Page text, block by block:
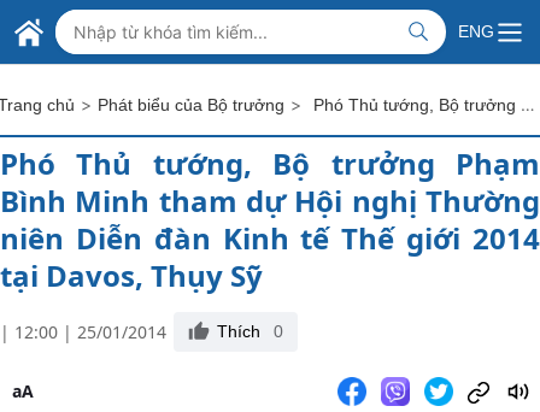
Skip to Main Content
BỘ NGOẠI GIAO VIỆT NAM
MINISTRY OF FOREIGN AFFAIRS
ENG
chủ > Phát biểu của Bộ trưởng > Phó Thủ tướng, Bộ trưởng Phạm Bình Minh tham dự Hội nghị Thường niên Diễn đàn Kinh tế Thế giới 2014 tại Davos, Thụy Sỹ
Phó Thủ tướng, Bộ trưởng Phạm
Bình Minh tham dự Hội nghị Thường
niên Diễn đàn Kinh tế Thế giới 2014
tại Davos, Thụy Sỹ
| 12:00 | 25/01/2014 Thích 0
aA